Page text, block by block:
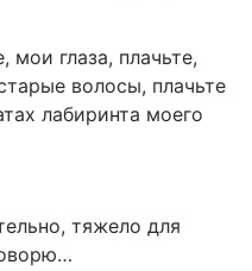
мои глаза, плачьте,
волосы, плачьте
лабиринта моего
тяжело для